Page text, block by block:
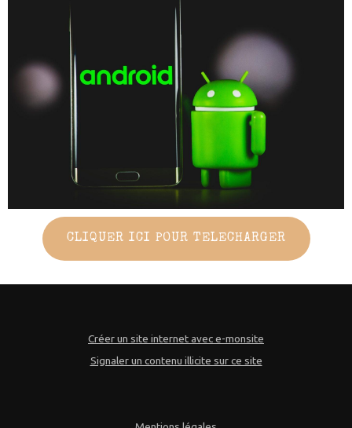
CLIQUER ICI POUR TELECHARGER
Créer un site internet avec e-monsite
Signaler un contenu illicite sur ce site